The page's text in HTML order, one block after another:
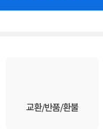
교환/반품/환불